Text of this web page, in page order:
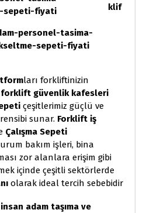
klif
ları forkliftinizin
forklift güvenlik kafesleri
çeşitlerimiz güçlü ve
sunar. Forklift iş
Çalışma Sepeti
bakım işleri, bina
zor alanlara erişim gibi
içinde çeşitli sektörlerde
olarak ideal tercih sebebidir
adam taşıma ve